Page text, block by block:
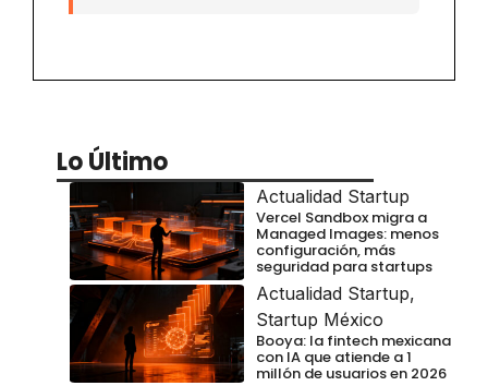
Lo Último
Actualidad Startup
Vercel Sandbox migra a
Managed Images: menos
configuración, más
seguridad para startups
Actualidad Startup,
Startup México
Booya: la fintech mexicana
con IA que atiende a 1
millón de usuarios en 2026